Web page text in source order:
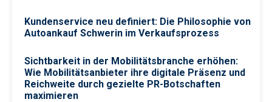
Kundenservice neu definiert: Die Philosophie von
Autoankauf Schwerin im Verkaufsprozess
Sichtbarkeit in der Mobilitätsbranche erhöhen:
Wie Mobilitätsanbieter ihre digitale Präsenz und
Reichweite durch gezielte PR-Botschaften
maximieren